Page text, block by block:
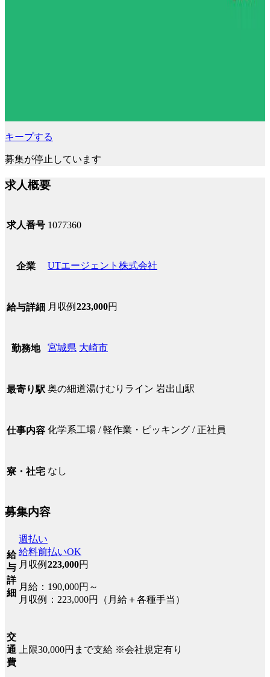
キープする
募集が停止しています
求人概要
求人番号 1077360
企業 UTエージェント株式会社
給与詳細 月収例 223,000円
勤務地 宮城県 大崎市
最寄り駅 奥の細道湯けむりライン 岩出山駅
仕事内容 化学系工場 / 軽作業・ピッキング / 正社員
寮・社宅 なし
募集内容
給
与
詳
細
週払い
給料前払いOK
月収例 223,000円
月給：190,000円～
月収例：223,000円（月給＋各種手当）
交
通
費
上限30,000円まで支給 ※会社規定有り